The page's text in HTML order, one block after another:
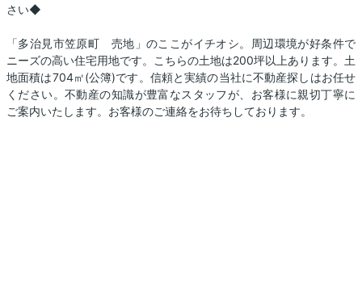
さい◆
「多治見市笠原町 売地」のここがイチオシ。周辺環境が好条件で
ニーズの高い住宅用地です。こちらの土地は200坪以上あります。土
地面積は704㎡(公簿)です。信頼と実績の当社に不動産探しはお任せ
ください。不動産の知識が豊富なスタッフが、お客様に親切丁寧に
ご案内いたします。お客様のご連絡をお待ちしております。